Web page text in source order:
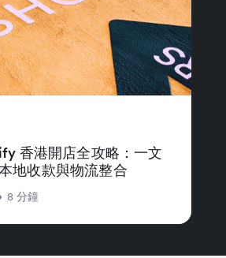
香港開店全攻略：一文
地收款與物流整合
8 分鐘